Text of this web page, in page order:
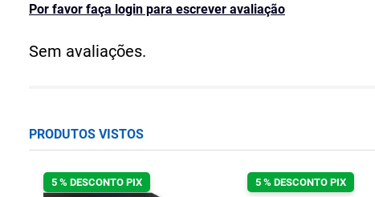
Por favor faça login para escrever avaliação
Sem avaliações.
PRODUTOS VISTOS
5 % DESCONTO PIX 5 % DESCONTO PIX